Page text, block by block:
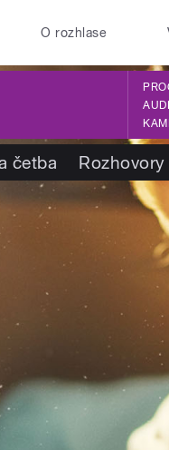
O rozhlase
četba Rozhovory